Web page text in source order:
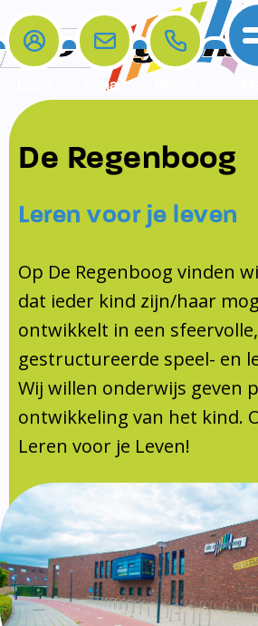
Home
De school
Opleiding en Stage
KomKids
Schoolvakanties
Ouderraad
Medezeggenschapsraad
Documentatie
Formulieren
SIKO
Ouders
Ouders
Contact
Contact
Contact
Samenwerkingen
Samenwerkingen
Schoollogopedist
E-mail
De Regenboog
Leren voor je leven
Op De Regenboog vinden
dat ieder kind zijn/haar
ontwikkelt in een sfeervolle,
gestructureerde speel- en
Wij willen onderwijs geven
ontwikkeling van het kind.
Leren voor je Leven!